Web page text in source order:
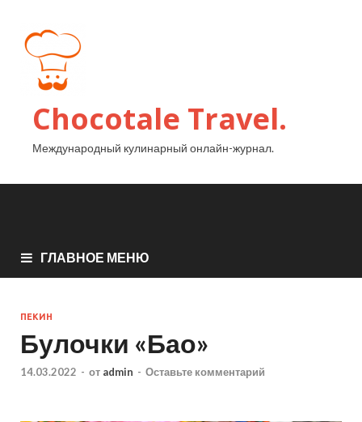
Chocotale Travel.
Международный кулинарный онлайн-журнал.
ГЛАВНОЕ МЕНЮ
ПЕКИН
Булочки «Бао»
14.03.2022 - от admin - Оставьте комментарий